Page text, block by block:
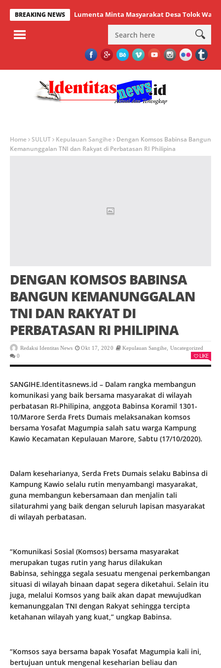
BREAKING NEWSLumenta Minta Masyarakat Desa Tolok Waspadai
Home SULUT Kepulauan Sangihe
Dengan Komsos Babinsa Bangun
Kemanunggalan TNI dan Rakyat di Perbatasan RI Philipina
DENGAN KOMSOS BABINSA
BANGUN KEMANUNGGALAN
TNI DAN RAKYAT DI
PERBATASAN RI PHILIPINA
Redaksi Identitas News Okt 17, 2020 Kepulauan Sangihe Uncategorized
0
LIKE
SANGIHE.Identitasnews.id – Dalam rangka membangun
komunikasi yang baik bersama masyarakat di wilayah
perbatasan RI-Philipina, anggota Babinsa Koramil 1301-
10/Marore Serda Frets Dumais melaksanakan komsos
bersama Yosafat Magumpia salah satu warga Kampung
Kawio Kecamatan Kepulauan Marore, Sabtu (17/10/2020).
Dalam keseharianya, Serda Frets Dumais selaku Babinsa di
Kampung Kawio selalu rutin menyambangi masyarakat,
guna membangun kebersamaan dan menjalin tali
silaturahmi yang baik dengan seluruh lapisan masyarakat
di wilayah perbatasan.
“Komunikasi Sosial (Komsos) bersama masyarakat
merupakan tugas rutin yang harus dilakukan
Babinsa, sehingga segala sesuatu mengenai perkembangan
situasi di wilayah binaan dapat segera diketahui. Selain itu
juga, melalui Komsos yang baik akan dapat mewujudkan
kemanunggalan TNI dengan Rakyat sehingga tercipta
ketahanan wilayah yang kuat,” ungkap Babinsa.
“Komsos saya bersama bapak Yosafat Magumpia kali ini,
bertujuan untuk mengenal keseharian beliau dan